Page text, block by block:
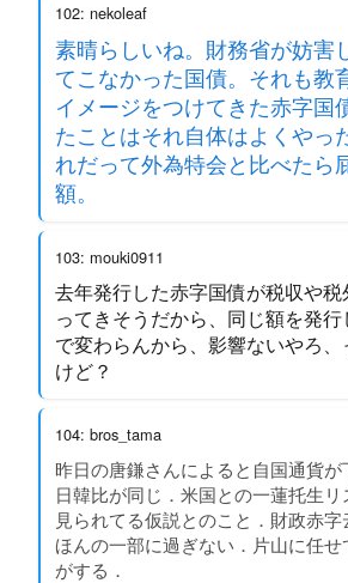
102: nekoleaf
素晴らしいね。財務省が妨害
てこなかった国債。それも教
イメージをつけてきた赤字国
たことはそれ自体はよくやっ
れだって外為特会と比べたら
額。
103: mouki0911
去年発行した赤字国債が税収や
ってきそうだから、同じ額を発行
で変わらんから、影響ないやろ
けど？
104: bros_tama
昨日の唐鎌さんによると自国通貨
日韓比が同じ．米国との一蓮托生
見られてる仮説とのこと．財政赤
ほんの一部に過ぎない．片山に任
がする．